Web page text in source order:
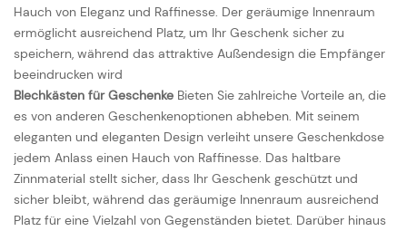
Hauch von Eleganz und Raffinesse. Der geräumige Innenraum
ermöglicht ausreichend Platz, um Ihr Geschenk sicher zu
speichern, während das attraktive Außendesign die Empfänger
beeindrucken wird
Blechkästen für Geschenke Bieten Sie zahlreiche Vorteile an, die
es von anderen Geschenkenoptionen abheben. Mit seinem
eleganten und eleganten Design verleiht unsere Geschenkdose
jedem Anlass einen Hauch von Raffinesse. Das haltbare
Zinnmaterial stellt sicher, dass Ihr Geschenk geschützt und
sicher bleibt, während das geräumige Innenraum ausreichend
Platz für eine Vielzahl von Gegenständen bietet. Darüber hinaus